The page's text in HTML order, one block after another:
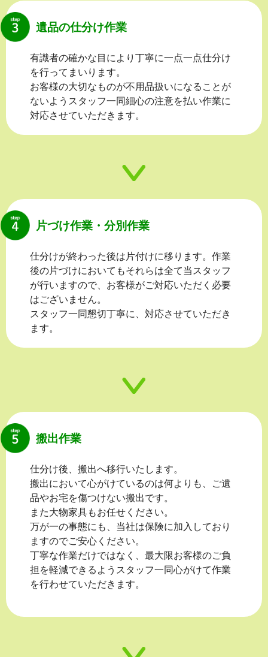
遺品の仕分け作業
有識者の確かな目により丁寧に一点一点仕分け
を行ってまいります。
お客様の大切なものが不用品扱いになることが
ないようスタッフ一同細心の注意を払い作業に
対応させていただきます。
片づけ作業・分別作業
仕分けが終わった後は片付けに移ります。作業
後の片づけにおいてもそれらは全て当スタッフ
が行いますので、お客様がご対応いただく必要
はございません。
スタッフ一同懇切丁寧に、対応させていただき
ます。
搬出作業
仕分け後、搬出へ移行いたします。
搬出において心がけているのは何よりも、ご遺
品やお宅を傷つけない搬出です。
また大物家具もお任せください。
万が一の事態にも、当社は保険に加入しており
ますのでご安心ください。
丁寧な作業だけではなく、最大限お客様のご負
担を軽減できるようスタッフ一同心がけて作業
を行わせていただきます。